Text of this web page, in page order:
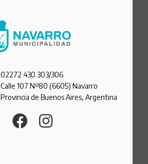
02272 430 303/306
Calle 107 Nº80 (6605) Navarro
Provincia de Buenos Aires, Argentina